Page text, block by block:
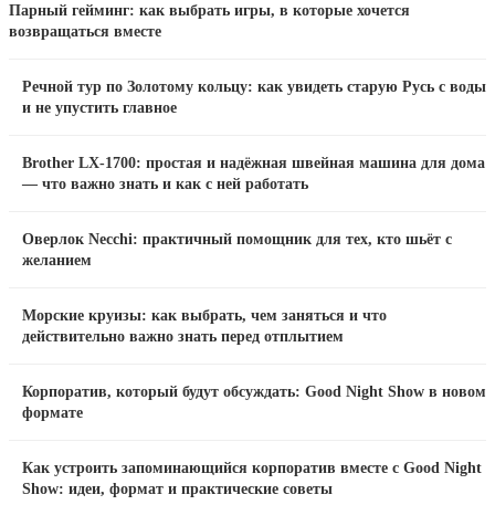
Парный гейминг: как выбрать игры, в которые хочется
возвращаться вместе
Речной тур по Золотому кольцу: как увидеть старую Русь с воды
и не упустить главное
Brother LX-1700: простая и надёжная швейная машина для дома
— что важно знать и как с ней работать
Оверлок Necchi: практичный помощник для тех, кто шьёт с
желанием
Морские круизы: как выбрать, чем заняться и что
действительно важно знать перед отплытием
Корпоратив, который будут обсуждать: Good Night Show в новом
формате
Как устроить запоминающийся корпоратив вместе с Good Night
Show: идеи, формат и практические советы